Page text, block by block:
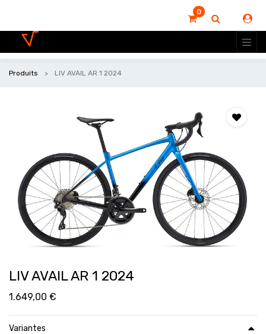
0
Produits LIV AVAIL AR 1 2024
LIV AVAIL AR 1 2024
1.649,00 €
Variantes